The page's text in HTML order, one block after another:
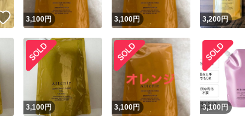
いいね！
3,100円 3,100円 3,200円
3,100円 3,100円 3,100 円